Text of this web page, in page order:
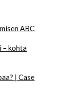
ABC
– kohta
| Case